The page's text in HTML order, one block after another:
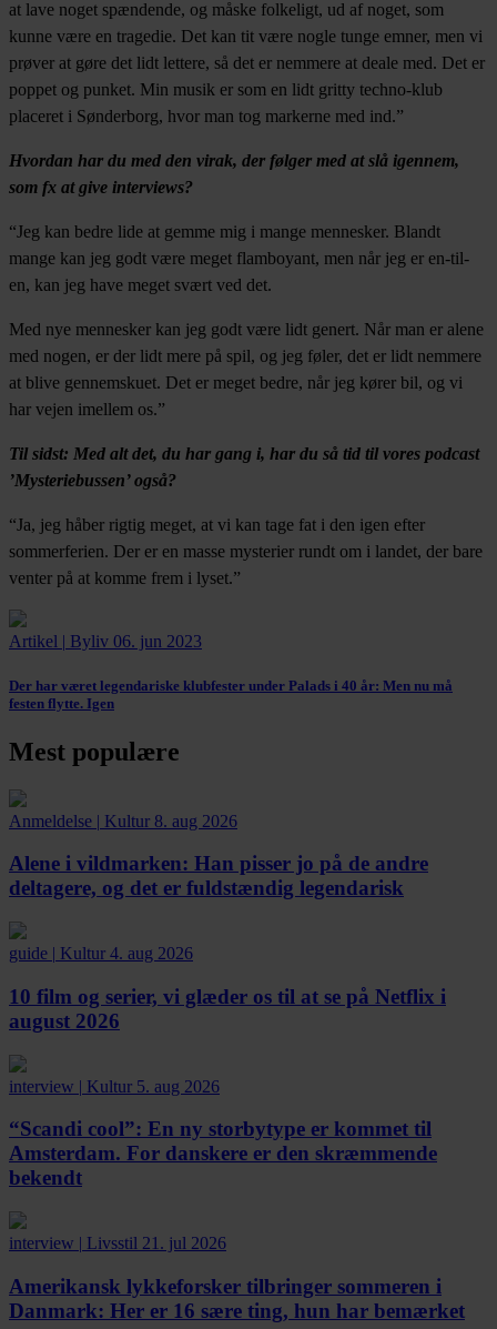
at lave noget spændende, og måske folkeligt, ud af noget, som
kunne være en tragedie. Det kan tit være nogle tunge emner, men vi
prøver at gøre det lidt lettere, så det er nemmere at deale med. Det er
poppet og punket. Min musik er som en lidt gritty techno-klub
placeret i Sønderborg, hvor man tog markerne med ind.”
Hvordan har du med den virak, der følger med at slå igennem,
som fx at give interviews?
“Jeg kan bedre lide at gemme mig i mange mennesker. Blandt
mange kan jeg godt være meget flamboyant, men når jeg er en-til-
en, kan jeg have meget svært ved det.
Med nye mennesker kan jeg godt være lidt genert. Når man er alene
med nogen, er der lidt mere på spil, og jeg føler, det er lidt nemmere
at blive gennemskuet. Det er meget bedre, når jeg kører bil, og vi
har vejen imellem os.”
Til sidst: Med alt det, du har gang i, har du så tid til vores podcast
’Mysteriebussen’ også?
“Ja, jeg håber rigtig meget, at vi kan tage fat i den igen efter
sommerferien. Der er en masse mysterier rundt om i landet, der bare
venter på at komme frem i lyset.”
Artikel | Byliv 06. jun 2023
Der har været legendariske klubfester under Palads i 40 år: Men nu må
festen flytte. Igen
Mest populære
Anmeldelse | Kultur 8. aug 2026
Alene i vildmarken: Han pisser jo på de andre
deltagere, og det er fuldstændig legendarisk
guide | Kultur 4. aug 2026
10 film og serier, vi glæder os til at se på Netflix i
august 2026
interview | Kultur 5. aug 2026
“Scandi cool”: En ny storbytype er kommet til
Amsterdam. For danskere er den skræmmende
bekendt
interview | Livsstil 21. jul 2026
Amerikansk lykkeforsker tilbringer sommeren i
Danmark: Her er 16 sære ting, hun har bemærket